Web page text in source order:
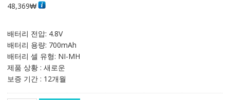
48,369₩
배터리 전압: 4.8V
배터리 용량: 700mAh
배터리 셀 유형: NI-MH
제품 상황 : 새로운
보증 기간 : 12개월